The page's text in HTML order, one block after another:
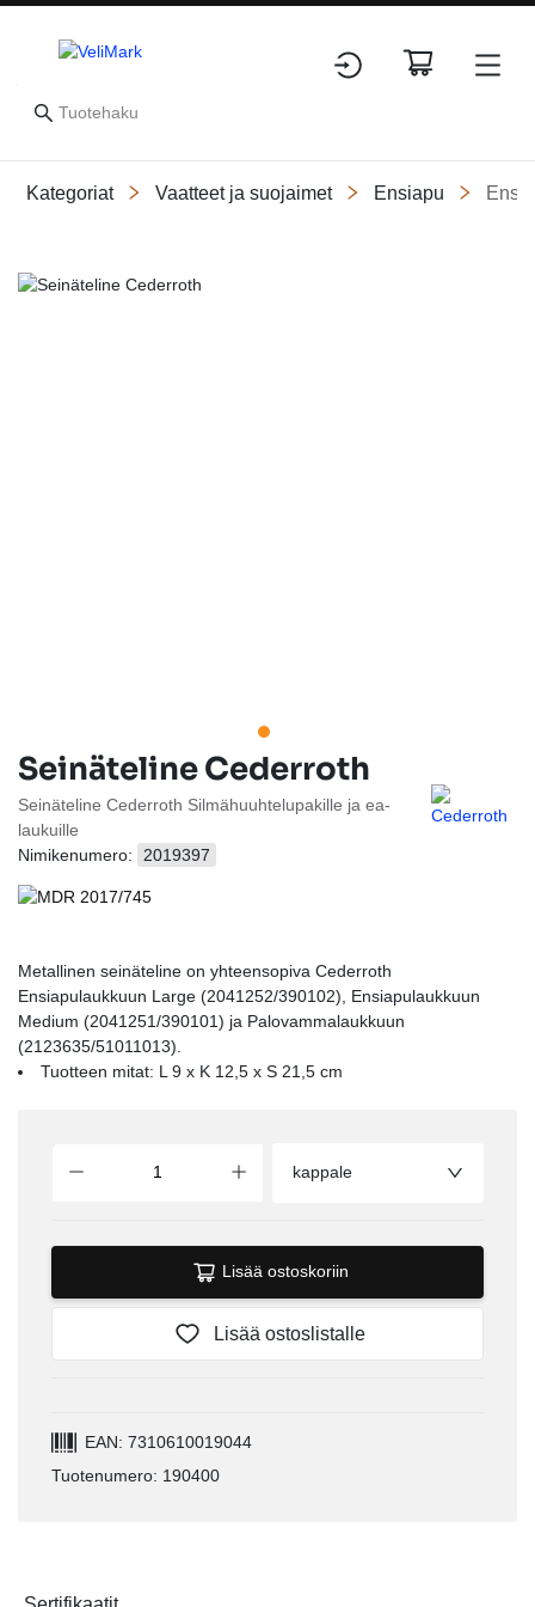
Kategoriat Vaatteet ja suojaimet Ensiapu
Slide 1 of 1
Seinäteline Cederroth
Seinäteline Cederroth Silmähuuhtelupakille ja ea-
laukuille
Nimikenumero:
2019397
Metallinen seinäteline on yhteensopiva Cederroth
Ensiapulaukkuun Large (2041252/390102), Ensiapulaukkuun
Medium (2041251/390101) ja Palovammalaukkuun
(2123635/51011013).
Tuotteen mitat: L 9 x K 12,5 x S 21,5 cm
kappale
Lisää ostoskoriin
Lisää ostoslistalle
EAN: 7310610019044
Tuotenumero: 190400